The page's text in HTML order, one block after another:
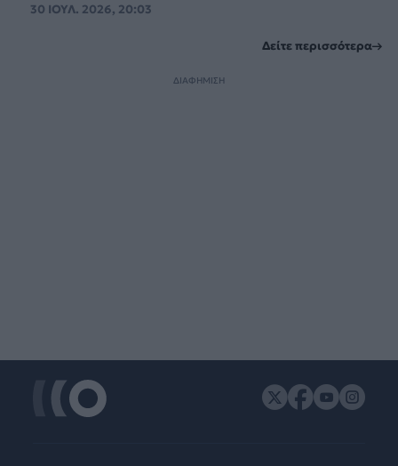
30 ΙΟΥΛ. 2026, 20:03
Δείτε περισσότερα
ΔΙΑΦΗΜΙΣΗ